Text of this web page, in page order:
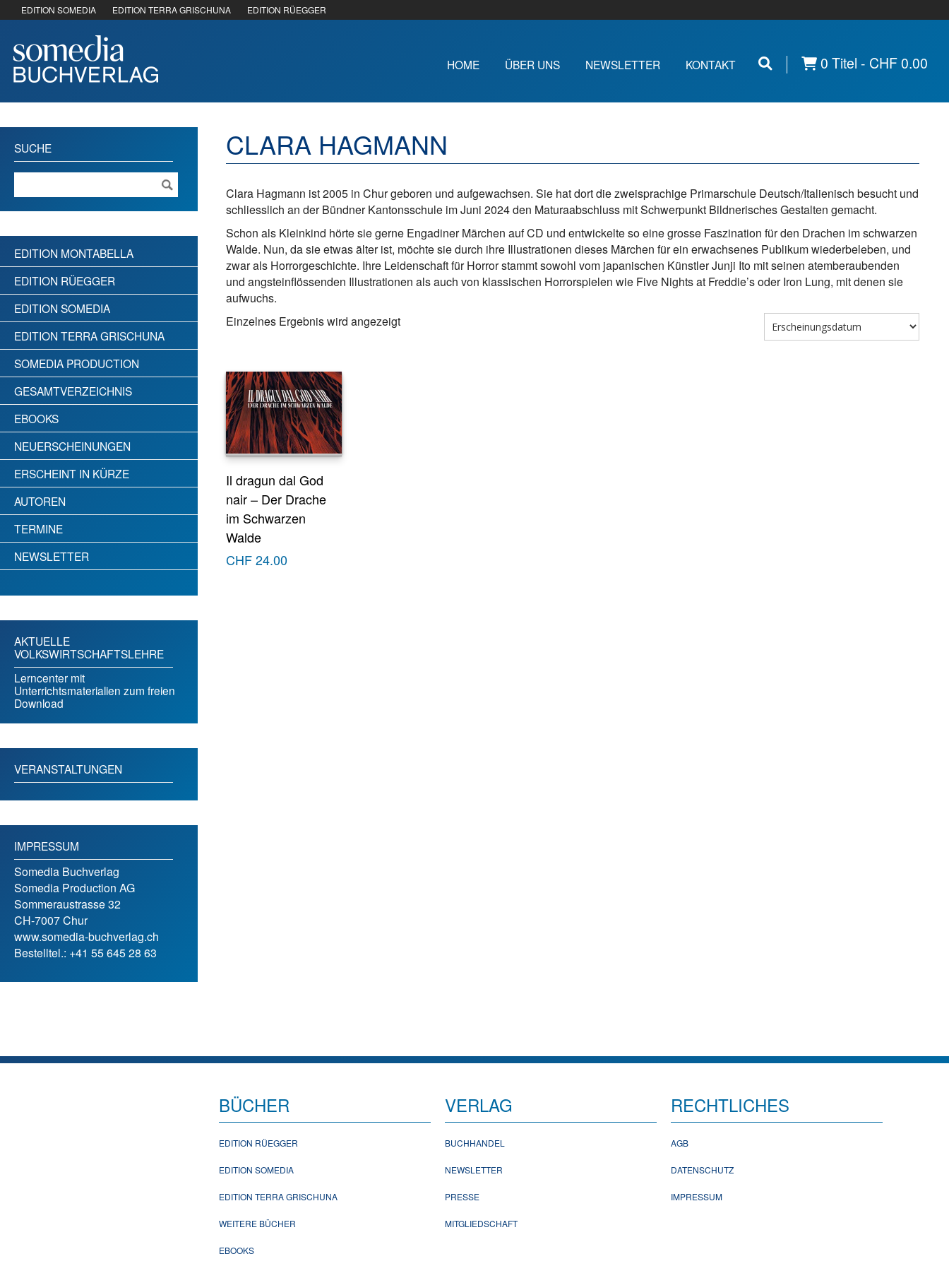
EDITION SOMEDIA EDITION TERRA GRISCHUNA EDITION RÜEGGER
HOME ÜBER UNS NEWSLETTER KONTAKT 0 Titel - CHF0.00
CLARA HAGMANN
Clara Hagmann ist 2005 in Chur geboren und aufgewachsen. Sie hat dort die zweisprachige Primarschule Deutsch/Italienisch besucht und
schliesslich an der Bündner Kantonsschule im Juni 2024 den Maturaabschluss mit Schwerpunkt Bildnerisches Gestalten gemacht.
Schon als Kleinkind hörte sie gerne Engadiner Märchen auf CD und entwickelte so eine grosse Faszination für den Drachen im schwarzen
Walde. Nun, da sie etwas älter ist, möchte sie durch ihre Illustrationen dieses Märchen für ein erwachsenes Publikum wiederbeleben, und
zwar als Horrorgeschichte. Ihre Leidenschaft für Horror stammt sowohl vom japanischen Künstler Junji Ito mit seinen atemberaubenden
und angsteinflössenden Illustrationen als auch von klassischen Horrorspielen wie Five Nights at Freddie’s oder Iron Lung, mit denen sie
aufwuchs.
Einzelnes Ergebnis wird angezeigt
Il dragun dal God
nair – Der Drache
im Schwarzen
Walde
CHF24.00
SUCHE
EDITION MONTABELLA
EDITION RÜEGGER
EDITION SOMEDIA
EDITION TERRA GRISCHUNA
SOMEDIA PRODUCTION
GESAMTVERZEICHNIS
EBOOKS
NEUERSCHEINUNGEN
ERSCHEINT IN KÜRZE
AUTOREN
TERMINE
NEWSLETTER
AKTUELLE
VOLKSWIRTSCHAFTSLEHRE
Lerncenter mit
Unterrichtsmaterialien zum freien
Download
VERANSTALTUNGEN
IMPRESSUM
Somedia Buchverlag
Somedia Production AG
Sommeraustrasse 32
CH-7007 Chur
www.somedia-buchverlag.ch
Bestelltel.: +41 55 645 28 63
BÜCHER
EDITION RÜEGGER
EDITION SOMEDIA
EDITION TERRA GRISCHUNA
WEITERE BÜCHER
EBOOKS
VERLAG
BUCHHANDEL
NEWSLETTER
PRESSE
MITGLIEDSCHAFT
RECHTLICHES
AGB
DATENSCHUTZ
IMPRESSUM